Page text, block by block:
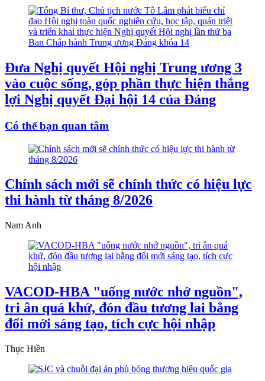
Đưa Nghị quyết Hội nghị Trung ương 3
vào cuộc sống, góp phần thực hiện thắng
lợi Nghị quyết Đại hội 14 của Đảng
Có thể bạn quan tâm
Chính sách mới sẽ chính thức có hiệu lực
thi hành từ tháng 8/2026
Nam Anh
VACOD-HBA "uống nước nhớ nguồn",
tri ân quá khứ, đón đầu tương lai bằng
đổi mới sáng tạo, tích cực hội nhập
Thục Hiền